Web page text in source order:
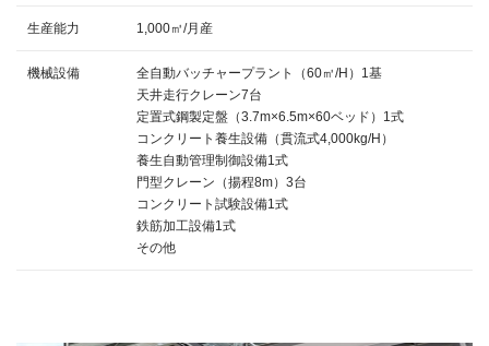
生産能力 1,000㎥/月産
機械設備
全自動バッチャープラント（60㎥/H）1基
天井走行クレーン7台
定置式鋼製定盤（3.7m×6.5m×60ベッド）1式
コンクリート養生設備（貫流式4,000kg/H）
養生自動管理制御設備1式
門型クレーン（揚程8m）3台
コンクリート試験設備1式
鉄筋加工設備1式
その他